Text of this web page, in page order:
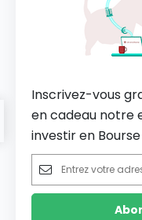
Inscrivez-vous
en cadeau notre
investir en Bourse